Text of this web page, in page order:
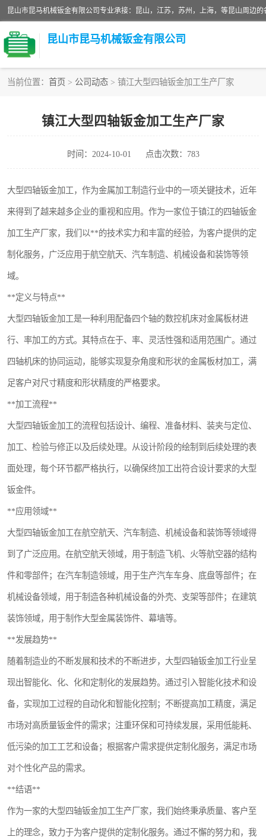
昆山市昆马机械钣金有限公司
当前位置： 首页 > 公司动态 > 镇江大型四轴钣金加工生产厂家
镇江大型四轴钣金加工生产厂家
时间：2024-10-01 点击次数：783
大型四轴钣金加工，作为金属加工制造行业中的一项关键技术，近年
来得到了越来越多企业的重视和应用。作为一家位于镇江的四轴钣金
加工生产厂家，我们以**的技术实力和丰富的经验，为客户提供的定
制化服务，广泛应用于航空航天、汽车制造、机械设备和装饰等领
域。
**定义与特点**
大型四轴钣金加工是一种利用配备四个轴的数控机床对金属板材进
行、率加工的方式。其特点在于、率、灵活性强和适用范围广。通过
四轴机床的协同运动，能够实现复杂角度和形状的金属板材加工，满
足客户对尺寸精度和形状精度的严格要求。
**加工流程**
大型四轴钣金加工的流程包括设计、编程、准备材料、装夹与定位、
加工、检验与修正以及后续处理。从设计阶段的绘制到后续处理的表
面处理，每个环节都严格执行，以确保终加工出符合设计要求的大型
钣金件。
**应用领域**
大型四轴钣金加工在航空航天、汽车制造、机械设备和装饰等领域得
到了广泛应用。在航空航天领域，用于制造飞机、火等航空器的结构
件和零部件；在汽车制造领域，用于生产汽车车身、底盘等部件；在
机械设备领域，用于制造各种机械设备的外壳、支架等部件；在建筑
装饰领域，用于制作大型金属装饰件、幕墙等。
**发展趋势**
随着制造业的不断发展和技术的不断进步，大型四轴钣金加工行业呈
现出智能化、化、化和定制化的发展趋势。通过引入智能化技术和设
备，实现加工过程的自动化和智能化控制；不断提高加工精度，满足
市场对高质量钣金件的需求；注重环保和可持续发展，采用低能耗、
低污染的加工工艺和设备；根据客户需求提供定制化服务，满足市场
对个性化产品的需求。
**结语**
作为一家的大型四轴钣金加工生产厂家，我们始终秉承质量、客户至
上的理念，致力于为客户提供的定制化服务。通过不懈的努力和，我
不锈钢钣金加工
中纤板钣金加工
大理石拼花钣金加工
激光切割钣金加工